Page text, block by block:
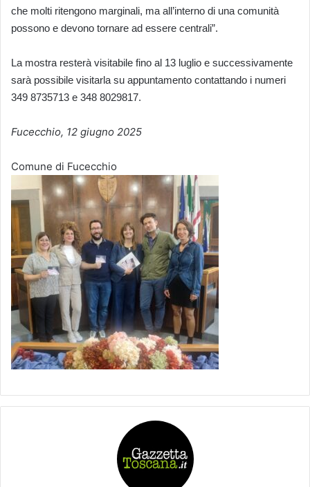
che molti ritengono marginali, ma all’interno di una comunità
possono e devono tornare ad essere centrali”.
La mostra resterà visitabile fino al 13 luglio e successivamente
sarà possibile visitarla su appuntamento contattando i numeri
349 8735713 e 348 8029817.
Fucecchio, 12 giugno 2025
Comune di Fucecchio